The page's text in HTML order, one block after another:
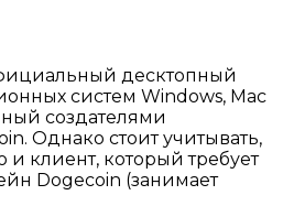
десктопный
систем Windows, Mac
создателями
Однако стоит учитывать,
и клиент, который требует
Dogecoin (занимает